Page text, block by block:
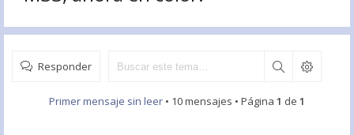
Responder
Primer mensaje sin leer • 10 mensajes • Página 1 de 1